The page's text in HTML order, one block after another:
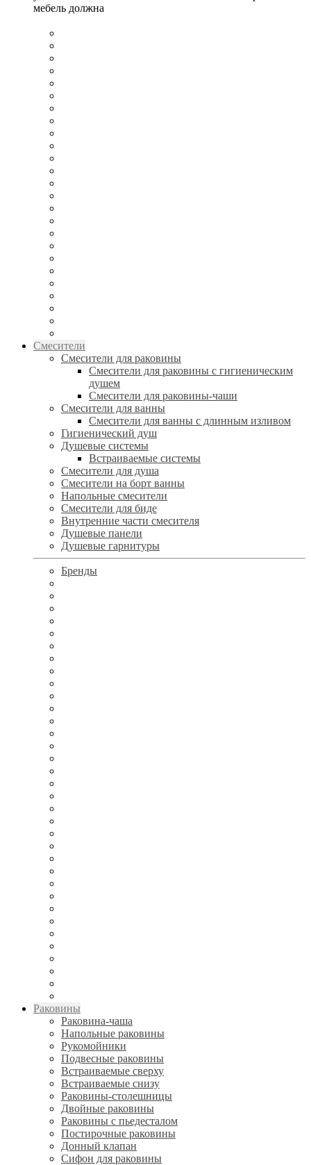
мебель должна
Смесители
Смесители для раковины
Смесители для раковины с гигиеническим
душем
Смесители для раковины-чаши
Смесители для ванны
Смесители для ванны с длинным изливом
Гигиенический душ
Душевые системы
Встраиваемые системы
Смесители для душа
Смесители на борт ванны
Напольные смесители
Смесители для биде
Внутренние части смесителя
Душевые панели
Душевые гарнитуры
Бренды
Раковины
Раковина-чаша
Напольные раковины
Рукомойники
Подвесные раковины
Встраиваемые сверху
Встраиваемые снизу
Раковины-столешницы
Двойные раковины
Раковины с пьедесталом
Постирочные раковины
Донный клапан
Сифон для раковины